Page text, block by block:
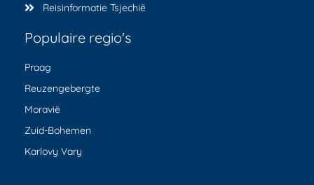
Reisinformatie Tsjechië
Populaire regio's
Praag
Reuzengebergte
Moravië
Zuid-Bohemen
Karlovy Vary